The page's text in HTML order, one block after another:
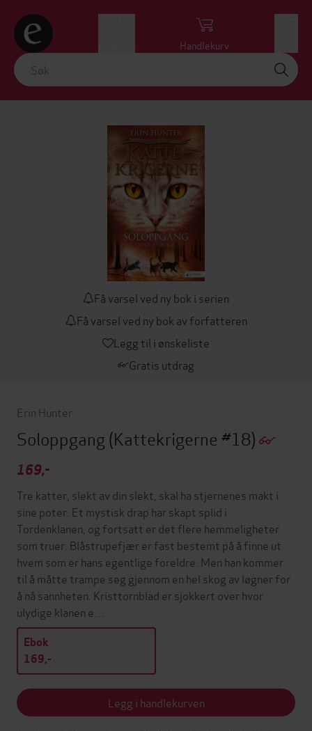
Handlekurv
Få varsel ved ny bok i serien
Få varsel ved ny bok av forfatteren
Legg til i ønskeliste
Gratis utdrag
Erin Hunter
Soloppgang (Kattekrigerne #18)
169,-
Tre katter, slekt av din slekt, skal ha stjernenes makt i
sine poter. Et mystisk drap har skapt splid i
Tordenklanen, og fortsatt er det flere hemmeligheter
som truer. Blåstrupefjær er fast bestemt på å finne ut
hvem som er hans egentlige foreldre. Men han kommer
til å måtte trampe seg gjennom en hel skog av løgner for
å nå sannheten. Kristtornblad er sjokkert over hvor
ulydige klanen e…
Ebok
169,-
Legg i handlekurven